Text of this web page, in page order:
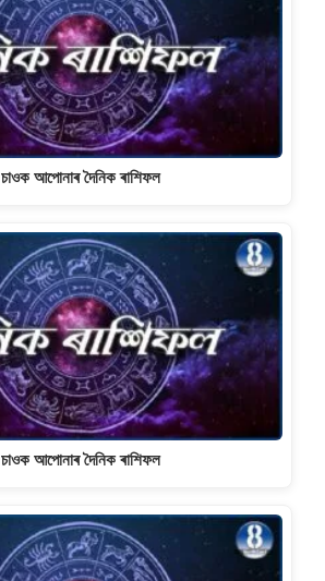
চাওক আপোনাৰ দৈনিক ৰাশিফল
চাওক আপোনাৰ দৈনিক ৰাশিফল